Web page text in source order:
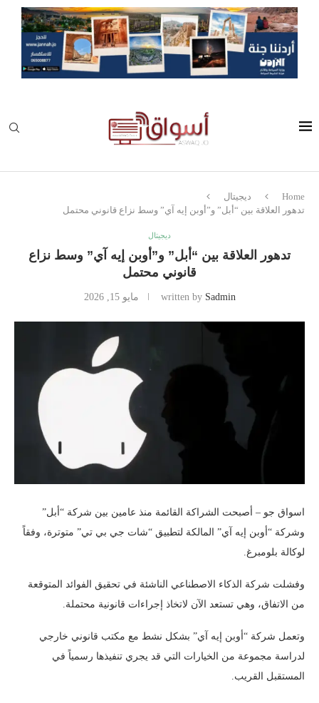
Home
ديجيتال
تدهور العلاقة بين “أبل” و”أوبن إيه آي” وسط نزاع قانوني محتمل
ديجيتال
تدهور العلاقة بين “أبل” و”أوبن إيه آي” وسط نزاع
قانوني محتمل
written by Sadmin مايو 15, 2026
اسواق جو – أصبحت الشراكة القائمة منذ عامين بين شركة “أبل”
وشركة “أوبن إيه آي” المالكة لتطبيق “شات جي بي تي” متوترة، وفقاً
لوكالة بلومبرغ.
وفشلت شركة الذكاء الاصطناعي الناشئة في تحقيق الفوائد المتوقعة
من الاتفاق، وهي تستعد الآن لاتخاذ إجراءات قانونية محتملة.
وتعمل شركة “أوبن إيه آي” بشكل نشط مع مكتب قانوني خارجي
لدراسة مجموعة من الخيارات التي قد يجري تنفيذها رسمياً في
المستقبل القريب.